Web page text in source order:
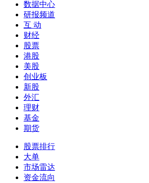
数据中心
研报频道
互 动
财经
股票
港股
美股
创业板
新股
外汇
理财
基金
期货
股票排行
大单
市场雷达
资金流向